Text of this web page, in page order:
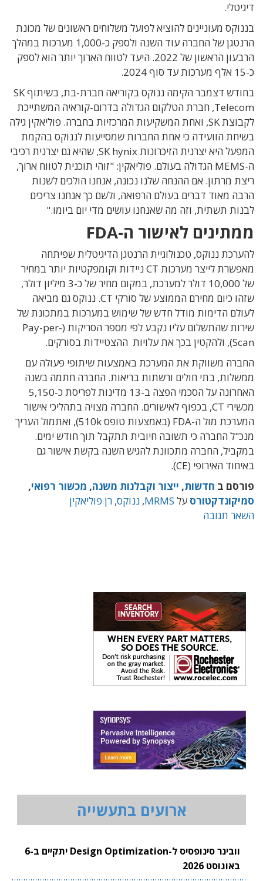
דיגיטלי.
בננוקס מעוניינים להוציא לפועל משלוחים ראשונים של מכונת
הרנטגן של החברה עוד השנה ולספק כ-1,000 מערכות במהלך
הרבעון הראשון של 2022.
היעד לטווח הארוך יותר הוא לספק
כ-15 אלף מערכות עד סוף 2024.
בחודש דצמבר הקימה ננוקס בקוריאה חברת-בת, בשיתוף SK
Telecom, חברת הטלקום הגדולה בדרום-קוראיה המשתייכת
לקבוצת SK, ואחת המשקיעות המרכזיות בחברה. פוליאקין גילה
בשיחת הוועידה כי אחת החברות שמסייעות לננוקס בהקמת
המפעל היא יצרנית הזיכרונות SK hynix, שהיא גם יצרנית רכיבי
ה-MEMS הגדולה בעולם. פוליאקין: "זוהי תוכנית לטווח ארוך,
ריצת מרתון. אם ההנחה שלנו נכונה, אנחנו הולכים לשנות
הרבה מאוד דברים בעולם הרפואה, ולשם כך אנחנו צריכים
לבנות תשתית, וזה מה שאנחנו עושים מדי יום ביומו."
ממתינים לאישור ה-FDA
להערכת ננוקס, טכנולוגיית הרנטגן הדיגיטלית שפיתחה
מאפשרת לייצר מערכות CT ניידות וקומפקטיות יותר במחיר
של 10,000 דולר למערכת, במקום מחיר של כ-3 מיליון דולר,
שזהו כיום מחירם הממוצע של סורקי CT. ננוקס גם מביאה
לעולם הדימות מודל חדש של שימוש במערכות במתכונת של
שירות שהתשלום עליו נקבע לפי מספר הסריקות (Pay-per-
Scan), ולהקטין בכך את עלויות ההצטיידות בסורקים.
החברה משווקת את המערכת באמצעות שיתופי פעולה עם
ממשלות, בתי חולים ורשתות בריאות. החברה חתמה בשנה
האחרונה על הסכמי הפצה ב-13 מדינות לפריסת כ-5,150
מכשירי CT, בכפוף לאישורים. החברה מצויה בתהליכי אישור
המערכת מול ה-FDA (באמצעות טופס 510k), ואתמול העריך
מנכ"ל החברה כי תשובה חיובית תתקבל תוך חודש ימים.
במקביל, החברה מתכוונת להגיש השנה בקשת אישור גם
באיחוד האירופי (CE).
פורסם ב חדשות, ייצור וקבלנות משנה, מכשור רפואי,
סמיקונדקטורס על MRMS
, ננוקס, רן פוליאקין
השאר תגובה
ארועים בתעשייה
וובינר סינופסיס ל-Design Optimization יתקיים ב-6
באוגוסט 2026